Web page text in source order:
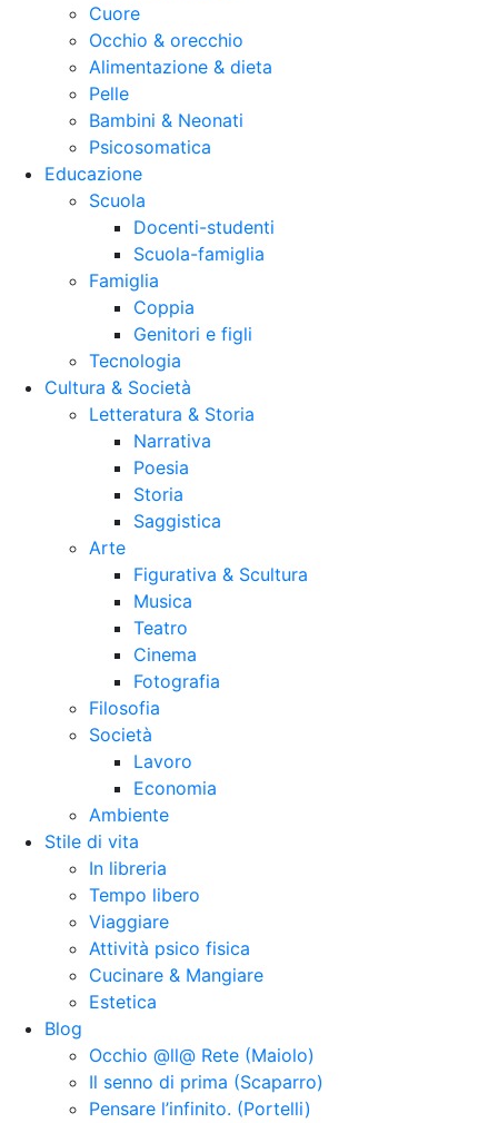
Cuore
Occhio & orecchio
Alimentazione & dieta
Pelle
Bambini & Neonati
Psicosomatica
Educazione
Scuola
Docenti-studenti
Scuola-famiglia
Famiglia
Coppia
Genitori e figli
Tecnologia
Cultura & Società
Letteratura & Storia
Narrativa
Poesia
Storia
Saggistica
Arte
Figurativa & Scultura
Musica
Teatro
Cinema
Fotografia
Filosofia
Società
Lavoro
Economia
Ambiente
Stile di vita
In libreria
Tempo libero
Viaggiare
Attività psico fisica
Cucinare & Mangiare
Estetica
Blog
Occhio @ll@ Rete (Maiolo)
Il senno di prima (Scaparro)
Pensare l’infinito. (Portelli)